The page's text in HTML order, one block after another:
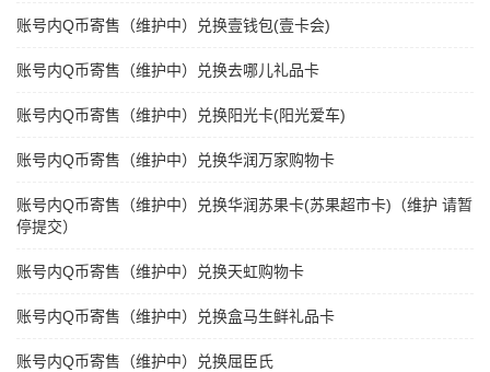
账号内Q币寄售（维护中）兑换壹钱包(壹卡会)
账号内Q币寄售（维护中）兑换去哪儿礼品卡
账号内Q币寄售（维护中）兑换阳光卡(阳光爱车)
账号内Q币寄售（维护中）兑换华润万家购物卡
账号内Q币寄售（维护中）兑换华润苏果卡(苏果超市卡)（维护 请暂
停提交）
账号内Q币寄售（维护中）兑换天虹购物卡
账号内Q币寄售（维护中）兑换盒马生鲜礼品卡
账号内Q币寄售（维护中）兑换屈臣氏